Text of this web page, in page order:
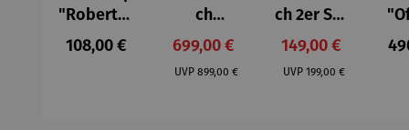
"Roberta"
– Anna
Mütz
Regulärer Preis:
108,00 €
ch
Aluminium
– Valor
Verkaufspreis:
699,00 €
UVP Regulärer Preis:
899,00 €
ch 2er Set
– Dalias
Verkaufspreis:
149,00 €
UVP Regulärer Preis:
199,00 €